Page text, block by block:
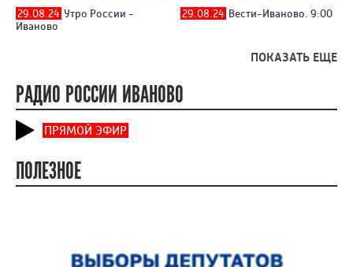
29.08.24 Утро России -
Иваново
29.08.24 Вести-Иваново. 9:00
ПОКАЗАТЬ ЕЩЕ
РАДИО РОССИИ ИВАНОВО
ПРЯМОЙ ЭФИР
ПОЛЕЗНОЕ